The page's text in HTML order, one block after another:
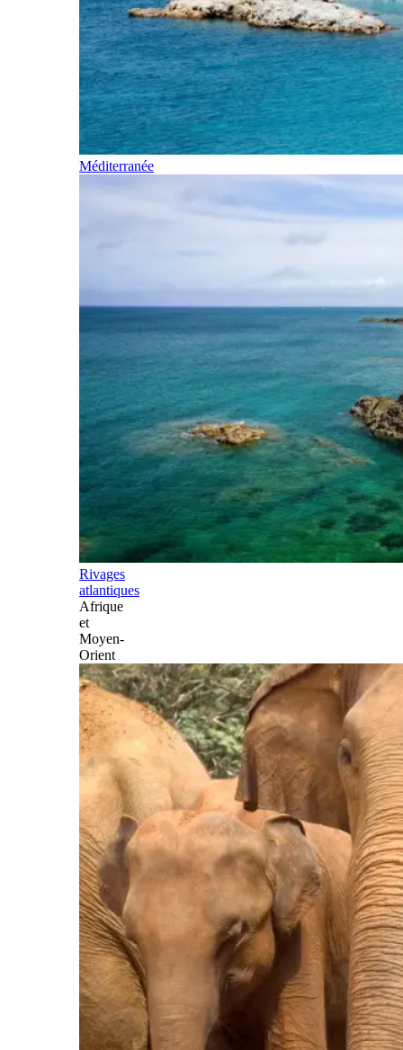
Méditerranée
Rivages
atlantiques
Afrique
et
Moyen-
Orient